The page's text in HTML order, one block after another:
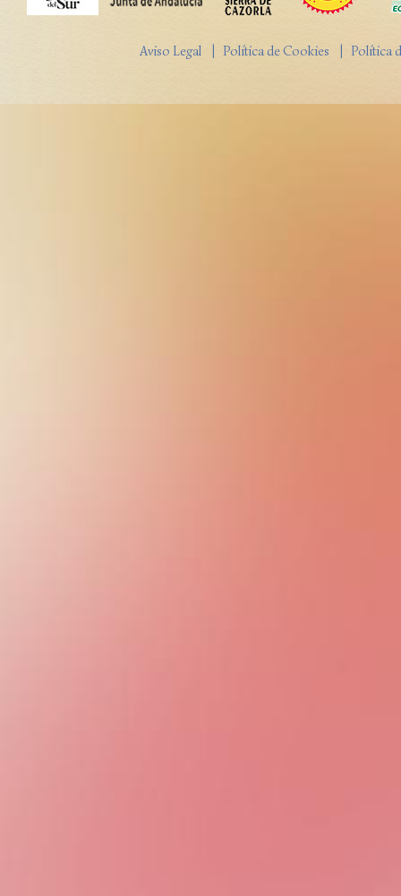
Aviso Legal | Política de Cookies | Política